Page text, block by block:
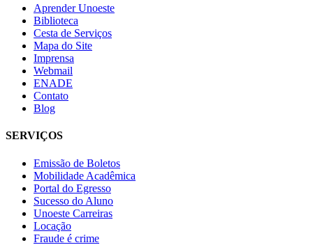
Aprender Unoeste
Biblioteca
Cesta de Serviços
Mapa do Site
Imprensa
Webmail
ENADE
Contato
Blog
SERVIÇOS
Emissão de Boletos
Mobilidade Acadêmica
Portal do Egresso
Sucesso do Aluno
Unoeste Carreiras
Locação
Fraude é crime